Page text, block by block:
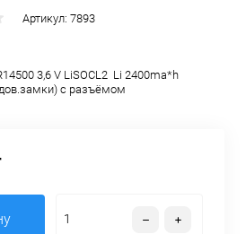
Артикул: 7893
3,6 V LiSOCL2 Li 2400ma*h
с разъёмом